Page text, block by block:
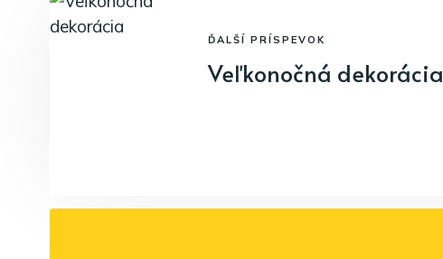
ĎALŠÍ PRÍSPEVOK
Veľkonočná dekorácia